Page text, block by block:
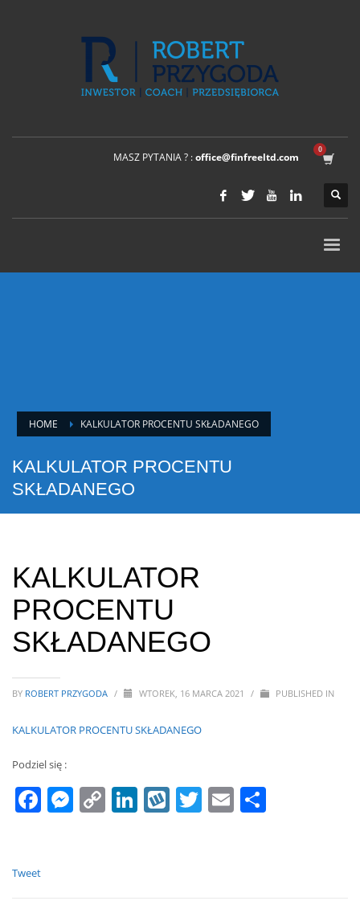
MASZ PYTANIA ? :office@finfreeltd.com
HOME KALKULATOR PROCENTU SKŁADANEGO
KALKULATOR PROCENTU
SKŁADANEGO
KALKULATOR
PROCENTU
SKŁADANEGO
BY ROBERT PRZYGODA / WTOREK, 16 MARCA 2021 / PUBLISHED IN
KALKULATOR PROCENTU SKŁADANEGO
Podziel się :
Facebook
Messenger
Copy
Link
LinkedIn
Wykop
Twitter
Email
Tweet